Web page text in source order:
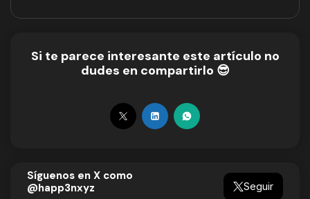
Si te parece interesante este artículo no
dudes en compartirlo 😎
Síguenos en X como
@happ3nxyz
Seguir